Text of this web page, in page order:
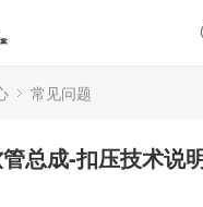
常见问题
总成-扣压技术说